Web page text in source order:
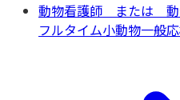
動物看護師 または 動
フルタイム小動物一般